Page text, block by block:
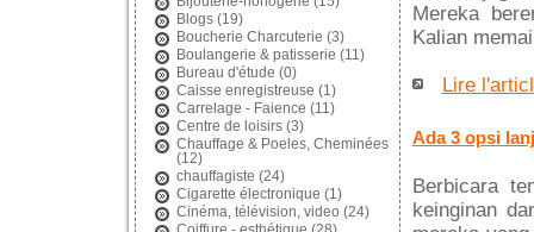
Blogs(19)
Boucherie Charcuterie (3)
Boulangerie & patisserie (11)
Bureau d'étude (0)
Caisse enregistreuse (1)
Carrelage - Faience (11)
Centre de loisirs(3)
Chauffage & Poeles, Cheminées
(12)
chauffagiste (24)
Cigarette électronique (1)
Cinéma, télévision, video (24)
Mereka
Kalian
Lire
Ada 3 opsi
Berbicara
keinginan